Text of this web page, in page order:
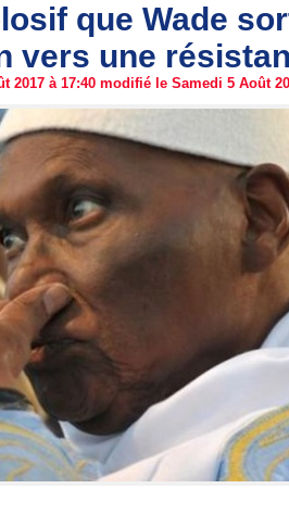
que Wade
vers une
2017 à 17:40 modifié le Samedi 5 Août